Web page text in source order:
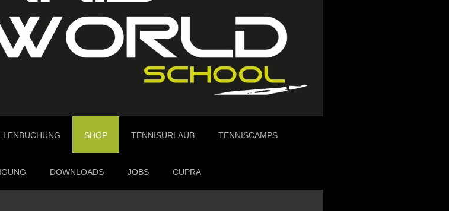
SHOP TENNISURLAUB TENNISCAMPS
DOWNLOADS JOBS CUPRA